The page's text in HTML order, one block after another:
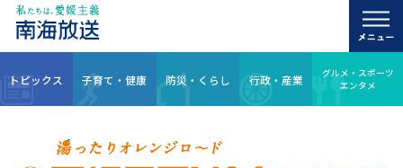
トピックス 子育て・健康 防災・くらし 行政・産業
グルメ・スポーツ
エンタメ